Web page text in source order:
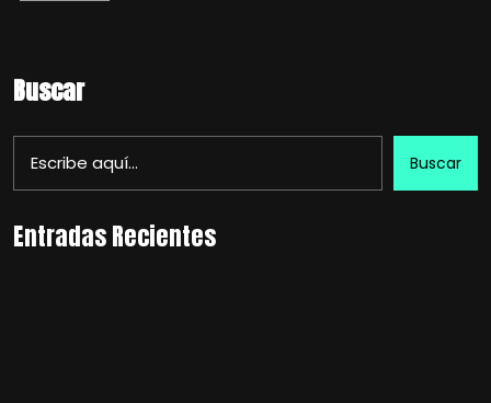
Buscar
Buscar
Entradas Recientes